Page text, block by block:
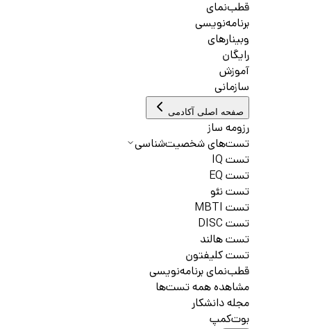
قطب‌نمای
برنامه‌نویسی
وبینارهای
رایگان
آموزش
سازمانی
صفحه اصلی آکادمی
رزومه ساز
تست‌های شخصیت‌شناسی
تست IQ
تست EQ
تست نئو
تست MBTI
تست DISC
تست هالند
تست کلیفتون
قطب‌نمای برنامه‌نویسی
مشاهده همه تست‌ها
مجله دانشکار
بوت‌کمپ